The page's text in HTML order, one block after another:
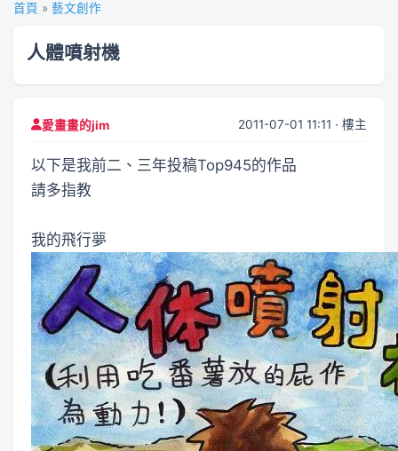
首頁 » 藝文創作
人體噴射機
愛畫畫的jim 2011-07-01 11:11 · 樓主
以下是我前二、三年投稿Top945的作品
請多指教
我的飛行夢